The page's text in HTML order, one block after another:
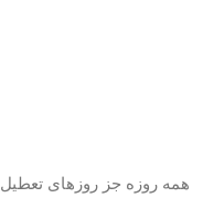
همه روزه جز روزهای تعطیل